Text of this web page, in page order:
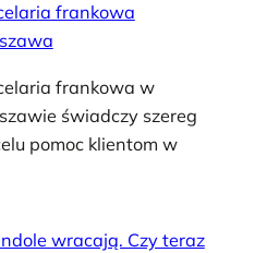
frankowa
frankowa w
świadczy szereg
pomoc klientom w
wracają. Czy teraz